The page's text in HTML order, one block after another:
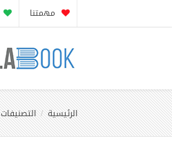
مهمتنا
الرئيسية التصنيفات